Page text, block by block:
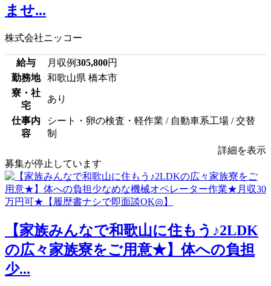
ませ...
株式会社ニッコー
給与 月収例305,800円
勤務地
和歌山県 橋本市
寮・社
宅
あり
仕事内
容
シート・卵の検査・軽作業 / 自動車系工場 / 交替
制
詳細を表示
募集が停止しています
【家族みんなで和歌山に住もう♪2LDK
の広々家族寮をご用意★】体への負担
少...